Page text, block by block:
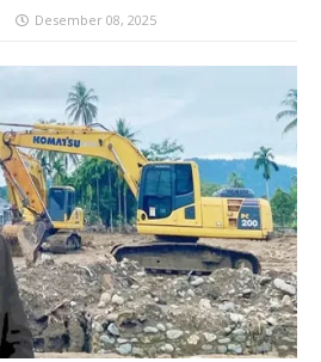
Desember 08, 2025